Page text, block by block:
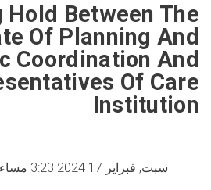
Between The
Of Planning And
Coordination And
Of Care
Institution
سبت, فبراير 17 2024 3:23 مساء